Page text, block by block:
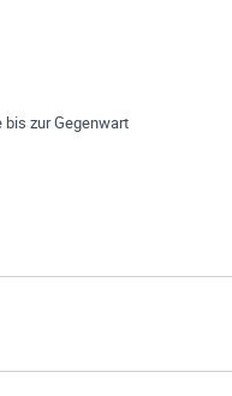
bis zur Gegenwart